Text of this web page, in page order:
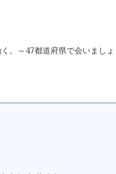
。～47都道府県で会いまし